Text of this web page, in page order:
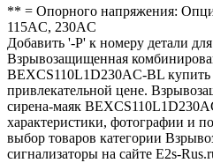
** = Опорного напряжения:
115AC, 230AC
Добавить '-P' к номеру детали
Взрывозащищенная
BEXCS110L1D230AC-BL
привлекательной цене.
сирена-маяк
характеристики, фотографии и
выбор товаров категории
сигнализаторы на сайте E2s-